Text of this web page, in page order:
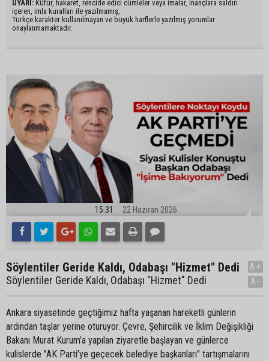
UYARI: Küfür, hakaret, rencide edici cümleler veya imalar, inançlara saldırı
içeren, imla kuralları ile yazılmamış,
Türkçe karakter kullanılmayan ve büyük harflerle yazılmış yorumlar
onaylanmamaktadır.
15:31 22 Haziran 2026
Söylentiler Geride Kaldı, Odabaşı "Hizmet" Dedi
Söylentiler Geride Kaldı, Odabaşı "Hizmet" Dedi
A+
A-
Ankara siyasetinde geçtiğimiz hafta yaşanan hareketli günlerin
ardından taşlar yerine oturuyor. Çevre, Şehircilik ve İklim Değişikliği
Bakanı Murat Kurum’a yapılan ziyaretle başlayan ve günlerce
kulislerde "AK Parti’ye geçecek belediye başkanları" tartışmalarını